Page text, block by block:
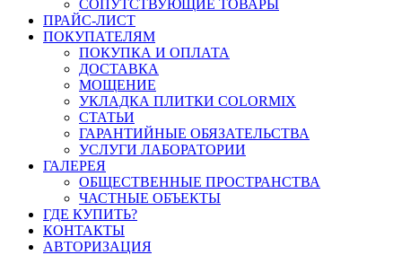
СОПУТСТВУЮЩИЕ ТОВАРЫ
ПРАЙС-ЛИСТ
ПОКУПАТЕЛЯМ
ПОКУПКА И ОПЛАТА
ДОСТАВКА
МОЩЕНИЕ
УКЛАДКА ПЛИТКИ COLORMIX
СТАТЬИ
ГАРАНТИЙНЫЕ ОБЯЗАТЕЛЬСТВА
УСЛУГИ ЛАБОРАТОРИИ
ГАЛЕРЕЯ
ОБЩЕСТВЕННЫЕ ПРОСТРАНСТВА
ЧАСТНЫЕ ОБЪЕКТЫ
ГДЕ КУПИТЬ?
КОНТАКТЫ
АВТОРИЗАЦИЯ